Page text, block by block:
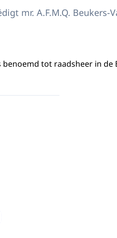
mr. A.F.M.Q. Beukers-
tot raadsheer in de